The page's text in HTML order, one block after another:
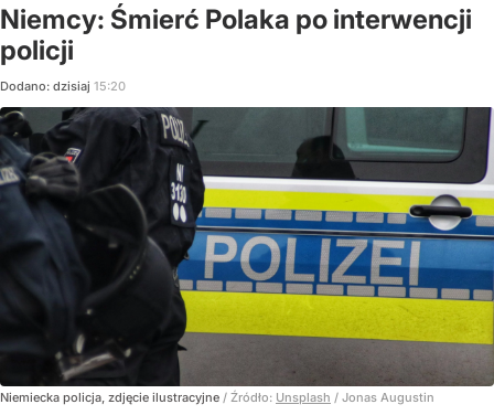
Niemcy: Śmierć Polaka po interwencji
policji
Dodano: dzisiaj 15:20
Niemiecka policja, zdjęcie ilustracyjne / Źródło: Unsplash / Jonas Augustin